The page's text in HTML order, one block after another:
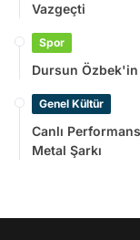
Vazgeçti
Spor
Dursun Özbek'in
Genel Kültür
Canlı
Metal Şarkı